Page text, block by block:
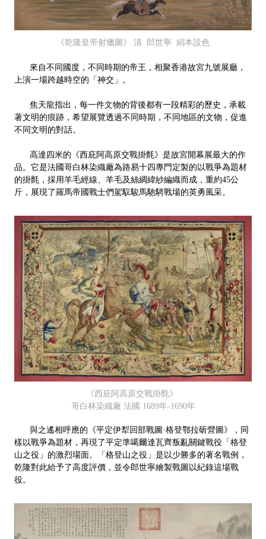
《乾隆皇帝射獵圖》 清 郎世寧 絹本設色
來自不同國度，不同時期的帝王，相聚香港故宮九號展廳，
上演一場跨越時空的「神交」。
焦天龍指出，每一件文物的背後都有一段精彩的歷史，承載
著文明的痕跡，希望展覽透過不同時期，不同地區的文物，促進
不同文明的對話。
高達四米的《西庇阿高原交戰掛氈》是故宮開幕展最大的作
品。它是法國哥白林染織廠為路易十四專門定製的以戰爭為題材
的掛氈，採用羊毛經線、羊毛及絲綢緯紗編織而成，重約45公
斤，展現了羅馬帝國戰士們駕馭駿馬馳騁戰場的英勇風采。
《西庇阿高原交戰掛氈》
哥白林染織廠 法國 1689年-1690年
與之遙相呼應的《平定伊犁回部戰圖·格登鄂拉斫營圖》，同
樣以戰爭為題材，再現了平定準噶爾達瓦齊叛亂關鍵戰役「格登
山之役」的激烈場面。「格登山之役」是以少勝多的著名戰例，
乾隆對此給予了高度評價，並令郎世寧繪製戰圖以紀錄這場戰
役。